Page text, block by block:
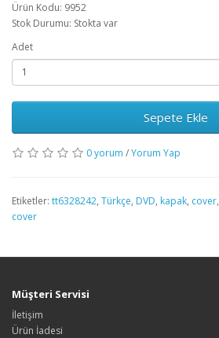
Ürün Kodu: 9952
Stok Durumu: Stokta var
Adet
Sepete Ekle
0 yorum /Yorum Yap
Etiketler: tt6328242, Türkçe, DVD, kapak, cover,
cover
Müşteri Servisi
İletişim
Ürün İadesi